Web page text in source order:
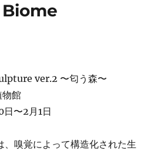
ver.2 〜匂う森〜
物館
〜2月1日
嗅覚によって構造化された生